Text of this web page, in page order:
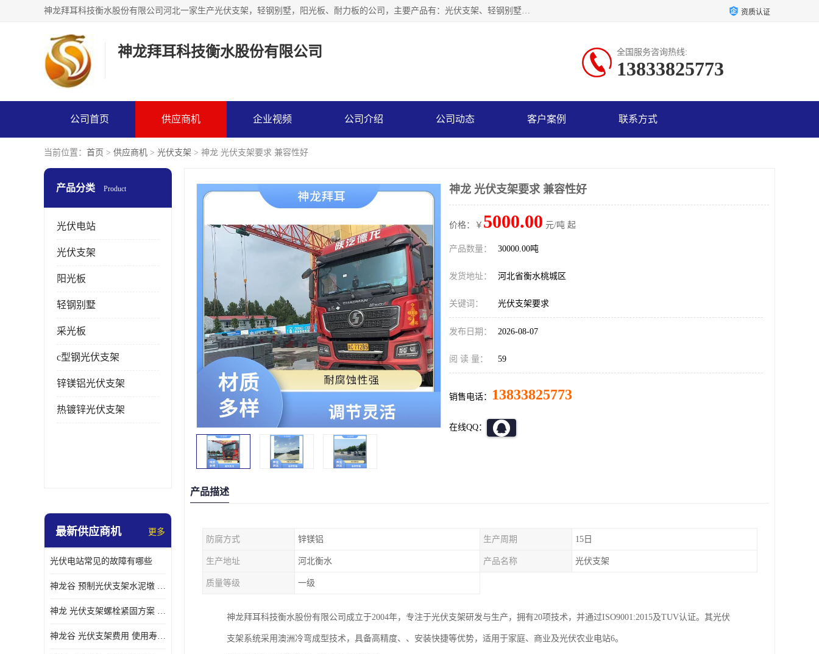
神龙拜耳科技衡水股份有限公司河北一家生产光伏支架，轻钢别墅，阳光板、耐力板的公司，主要产品有：光伏支架、轻钢别墅、阳光板、耐力板、采光板等，公司参与制定了多项标准。 资质认证
神龙拜耳科技衡水股份有限公司 全国服务咨询热线:
13833825773
公司首页 供应商机 企业视频 公司介绍 公司动态 客户案例 联系方式
当前位置： 首页 > 供应商机 > 光伏支架 > 神龙 光伏支架要求 兼容性好
产品分类 Product
光伏电站
光伏支架
阳光板
轻钢别墅
采光板
c型钢光伏支架
锌镁铝光伏支架
热镀锌光伏支架
最新供应商机 更多
光伏电站常见的故障有哪些
神龙谷 预制光伏支架水泥墩 抗震性能优
神龙 光伏支架螺栓紧固方案 土地利用率高
神龙谷 光伏支架费用 使用寿命长
神龙 光伏支架要求 兼容性好
价格：￥ 5000.00 元/吨 起
产品数量： 30000.00吨
发货地址： 河北省衡水桃城区
关键词： 光伏支架要求
发布日期： 2026-08-07
阅 读 量： 59
销售电话： 13833825773
在线QQ：
产品描述
防腐方式 锌镁铝 生产周期 15日
生产地址 河北衡水 产品名称 光伏支架
质量等级 一级
神龙拜耳科技衡水股份有限公司成立于2004年，专注于光伏支架研发与生产，拥有20项技术，并通过ISO9001:2015及TUV认证。其光伏
支架系统采用澳洲冷弯成型技术，具备高精度、、安装快捷等优势，适用于家庭、商业及光伏农业电站6。